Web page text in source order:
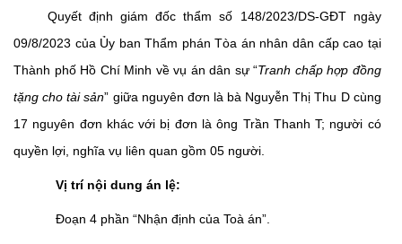
Quyết định giám đốc thẩm số 148/2023/DS-GĐT ngày
09/8/2023 của Ủy ban Thẩm phán Tòa án nhân dân cấp cao tại
Thành phố Hồ Chí Minh về vụ án dân sự “Tranh chấp hợp đồng
tặng cho tài sản” giữa nguyên đơn là bà Nguyễn Thị Thu D cùng
17 nguyên đơn khác với bị đơn là ông Trần Thanh T; người có
quyền lợi, nghĩa vụ liên quan gồm 05 người.
Vị trí nội dung án lệ:
Đoạn 4 phần “Nhận định của Toà án”.